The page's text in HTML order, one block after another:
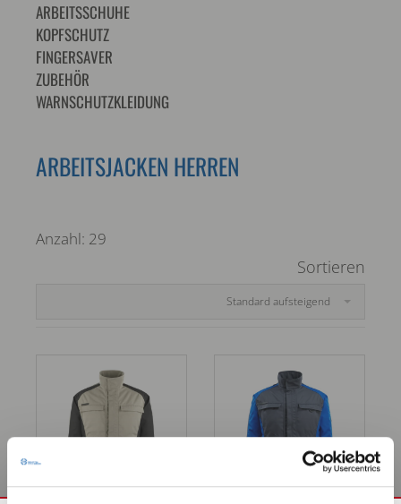
ARBEITSSCHUHE
KOPFSCHUTZ
FINGERSAVER
ZUBEHÖR
WARNSCHUTZKLEIDUNG
ARBEITSJACKEN HERREN
Anzahl: 29
Sortieren
Standard aufsteigend